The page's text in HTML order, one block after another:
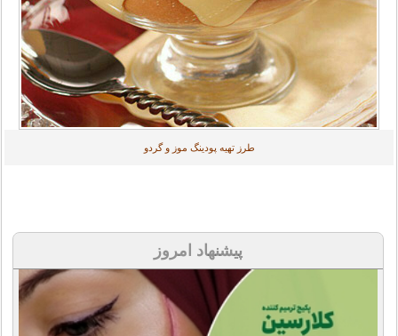
طرز تهیه پودینگ موز و گردو
پیشنهاد امروز